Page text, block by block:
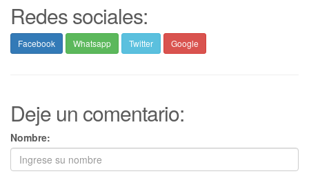
Redes sociales:
Facebook Whatsapp Twitter Google
Deje un comentario:
Nombre: